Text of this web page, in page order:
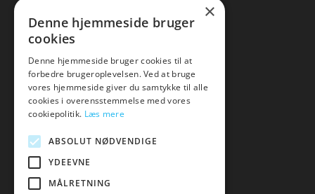
Tlf: 7876 8672
Mail: hej@amare.dk
×
Denne hjemmeside bruger
cookies
Denne hjemmeside bruger cookies til at
forbedre brugeroplevelsen. Ved at bruge
vores hjemmeside giver du samtykke til alle
cookies i overensstemmelse med vores
cookiepolitik. Læs mere
ABSOLUT NØDVENDIGE
YDEEVNE
MÅLRETNING